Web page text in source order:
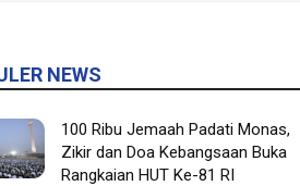
NEWS
100 Ribu Jemaah Padati Monas,
Zikir dan Doa Kebangsaan Buka
Rangkaian HUT Ke-81 RI